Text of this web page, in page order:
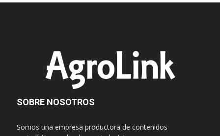
SOBRE NOSOTROS
Somos una empresa productora de contenidos